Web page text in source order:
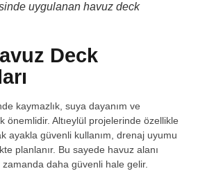
uygulanan havuz deck
Deck
kaymazlık, suya dayanım ve
önemlidir. Altıeylül projelerinde özellikle
ayakla güvenli kullanım, drenaj uyumu
planlanır. Bu sayede havuz alanı
zamanda daha güvenli hale gelir.